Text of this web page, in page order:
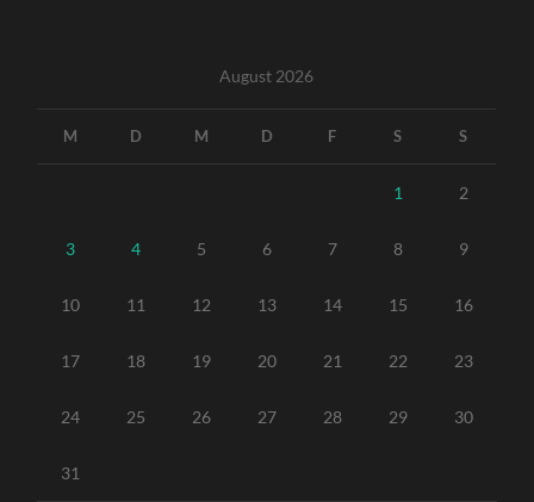
August 2026
M D M D F S S
1 2
3 4 5 6 7 8 9
10 11 12 13 14 15 16
17 18 19 20 21 22 23
24 25 26 27 28 29 30
31